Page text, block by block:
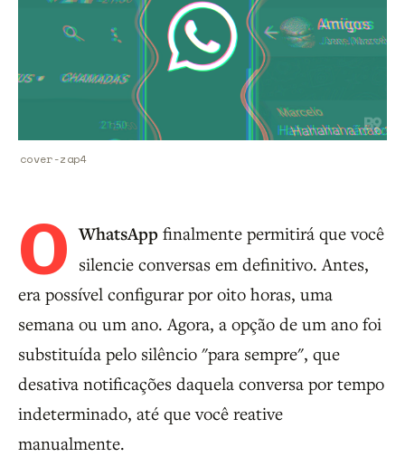
cover-zap4
O WhatsApp finalmente permitirá que você
silencie conversas em definitivo. Antes,
era possível configurar por oito horas, uma
semana ou um ano. Agora, a opção de um ano foi
substituída pelo silêncio "para sempre", que
desativa notificações daquela conversa por tempo
indeterminado, até que você reative
manualmente.